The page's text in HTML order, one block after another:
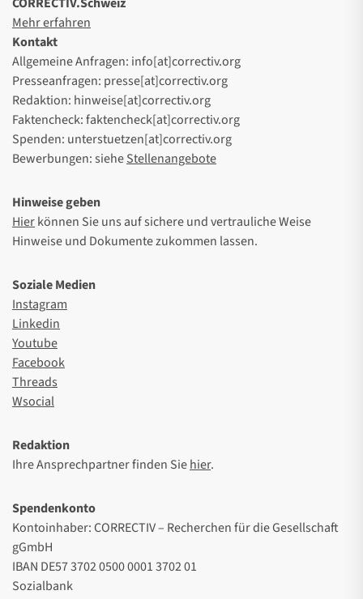
Mehr erfahren
Kontakt
Allgemeine Anfragen: info[at]correctiv.org
Presseanfragen: presse[at]correctiv.org
Redaktion: hinweise[at]correctiv.org
Faktencheck: faktencheck[at]correctiv.org
Spenden: unterstuetzen[at]correctiv.org
Bewerbungen: sieheStellenangebote
Hinweise geben
Hierkönnen Sie uns auf sichere und vertrauliche Weise
Hinweise und Dokumente zukommen lassen.
Soziale Medien
Instagram
Linkedin
Youtube
Facebook
Threads
Wsocial
Redaktion
Ihre Ansprechpartner finden Siehier.
Spendenkonto
Kontoinhaber: CORRECTIV – Recherchen für die Gesellschaft
gGmbH
IBAN DE57 3702 0500 0001 3702 01
Sozialbank